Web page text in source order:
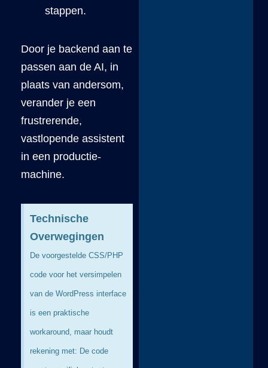
stappen.
Door je backend aan te
passen aan de AI, in
plaats van andersom,
verander je een
frustrerende,
vastlopende assistent
in een productie-
machine.
Technische
Overwegingen
De voorgestelde CSS/PHP
code voor het versimpelen
van de WordPress interface
is een praktische
workaround, maar houdt
rekening met: De code